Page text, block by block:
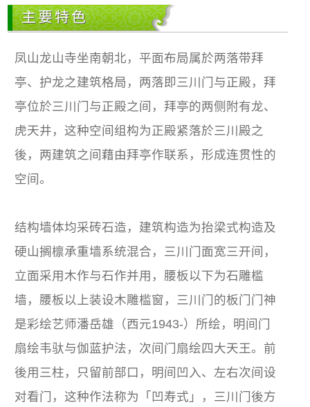
主要特色
凤山龙山寺坐南朝北，平面布局属於两落带拜
亭、护龙之建筑格局，两落即三川门与正殿，拜
亭位於三川门与正殿之间，拜亭的两侧附有龙、
虎天井，这种空间组构为正殿紧落於三川殿之
後，两建筑之间藉由拜亭作联系，形成连贯性的
空间。
结构墙体均采砖石造，建筑构造为抬梁式构造及
硬山搁檩承重墙系统混合，三川门面宽三开间，
立面采用木作与石作并用，腰板以下为石雕槛
墙，腰板以上装设木雕槛窗，三川门的板门门神
是彩绘艺师潘岳雄（西元1943-）所绘，明间门
扇绘韦驮与伽蓝护法，次间门扇绘四大天王。前
後用三柱，只留前部口，明间凹入、左右次间设
对看门，这种作法称为「凹寿式」，三川门後方